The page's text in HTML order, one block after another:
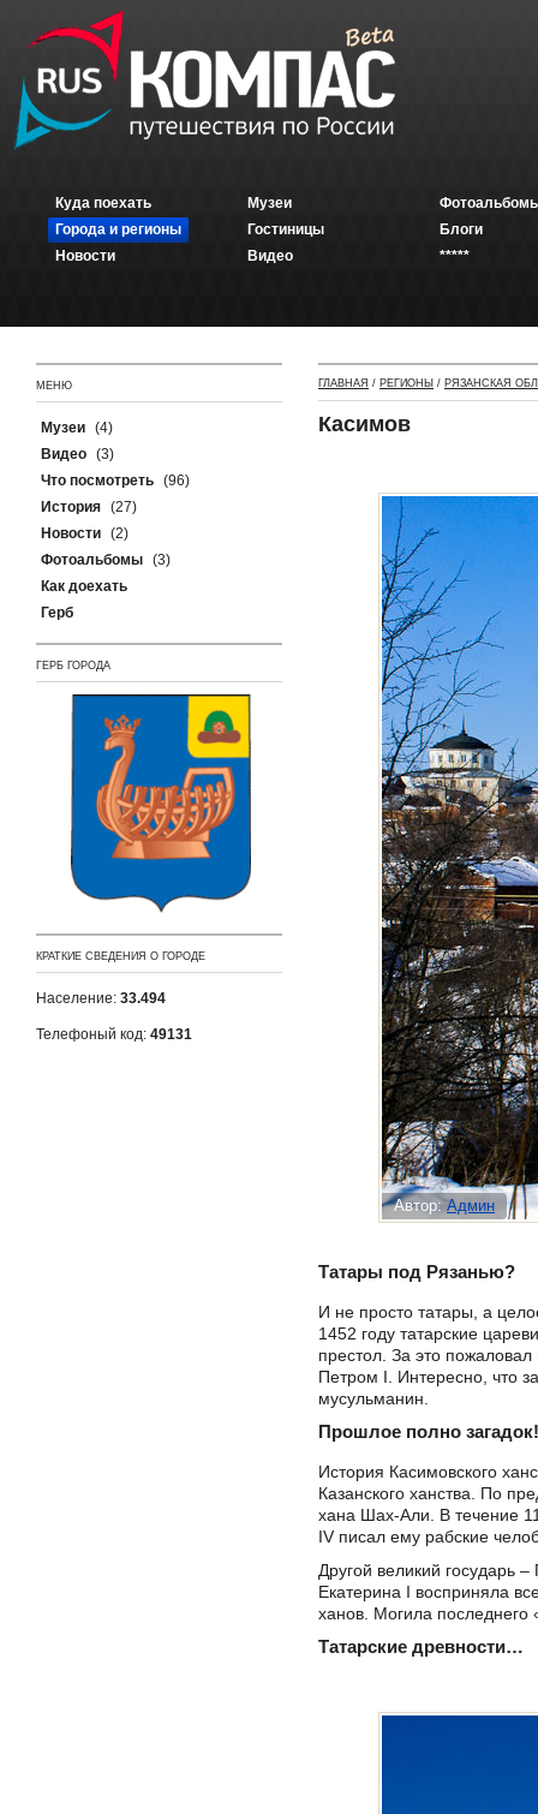
Куда поехать
Города и регионы
Новости
Музеи
Гостиницы
Видео
Блоги
*****
МЕНЮ
Музеи (4)
Видео (3)
Что посмотреть (96)
История (27)
Новости (2)
Фотоальбомы (3)
Как доехать
Герб
ГЕРБ ГОРОДА
КРАТКИЕ СВЕДЕНИЯ О ГОРОДЕ
Население: 33.494
Телефоный код: 49131
ГЛАВНАЯ / РЕГИОНЫ / РЯЗАНСКАЯ
Касимов
Автор:Админ
Татары под Рязанью?
И не просто татары, а
1452 году татарские
престол. За это
Петром I. Интересно, что
мусульманин.
Прошлое полно загадок!
История Касимовского
Казанского ханства. По
хана Шах-Али. В течение
IV писал ему рабские
Другой великий государь
Екатерина I восприняла
ханов. Могила последнего
Татарские древности…